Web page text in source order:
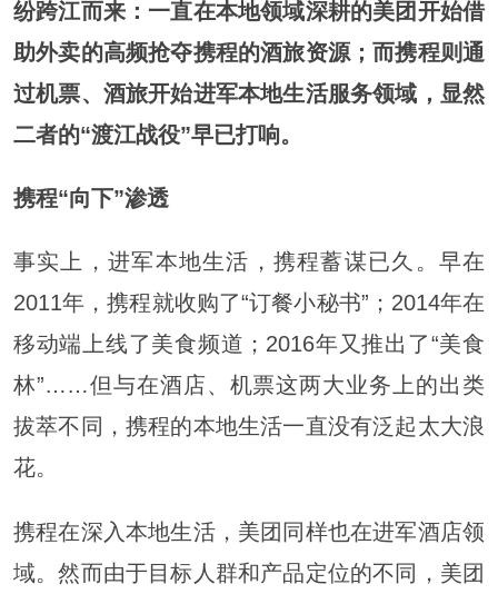
纷跨江而来：一直在本地领域深耕的美团开始借
助外卖的高频抢夺携程的酒旅资源；而携程则通
过机票、酒旅开始进军本地生活服务领域，显然
二者的“渡江战役”早已打响。
携程“向下”渗透
事实上，进军本地生活，携程蓄谋已久。早在
2011年，携程就收购了“订餐小秘书”；2014年在
移动端上线了美食频道；2016年又推出了“美食
林”……但与在酒店、机票这两大业务上的出类
拔萃不同，携程的本地生活一直没有泛起太大浪
花。
携程在深入本地生活，美团同样也在进军酒店领
域。然而由于目标人群和产品定位的不同，美团